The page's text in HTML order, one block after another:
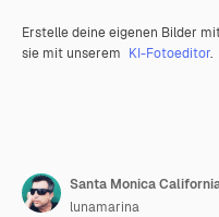
Erstelle deine eigenen Bilder
sie mit unserem KI-Fotoeditor.
Santa Monica
lunamarina